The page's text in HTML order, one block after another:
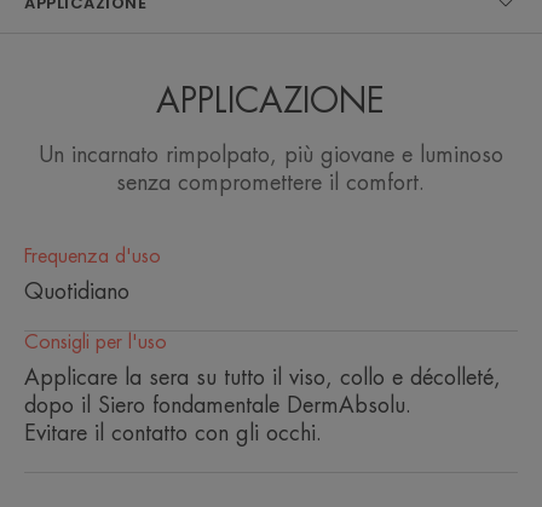
dell'efficacia e della sensorialità.
Vantaggio
pelle.
Benefici
• RISTRUTTURA la pelle grazie all'azione del
Bakuchiol (Syténol™) e dei polifenoli di vaniglia.
• RIGENERA la pelle matura intensamente per
APPLICAZIONE
Un incarnato rimpolpato, più giovane e luminoso
senza compromettere il comfort.
Frequenza d'uso
Quotidiano
Consigli per l'uso
Applicare la sera su tutto il viso, collo e décolleté,
dopo il Siero fondamentale DermAbsolu.
Evitare il contatto con gli occhi.